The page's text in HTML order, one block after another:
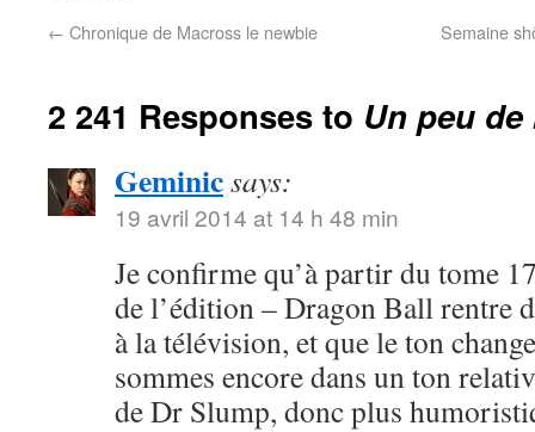
← Chronique de Macross le newbie Semaine
2 241 Responses to Un peu
Geminicsays:
19 avril 2014 at 14 h 48 min
Je confirme qu’à partir du tome
de l’édition – Dragon Ball rentre
à la télévision, et que le ton
sommes encore dans un ton
de Dr Slump, donc plus